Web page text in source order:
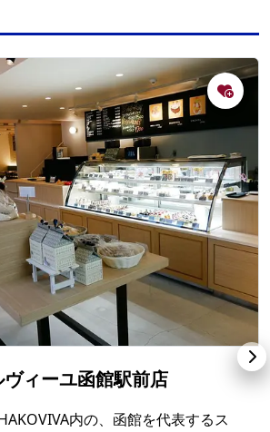
ィーユ函館駅前店
内の、函館を代表するス